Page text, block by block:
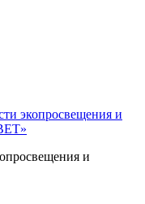
экопросвещения и
и